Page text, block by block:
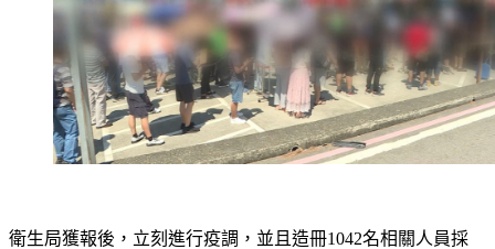
衛生局獲報後，立刻進行疫調，並且造冊1042名相關人員採